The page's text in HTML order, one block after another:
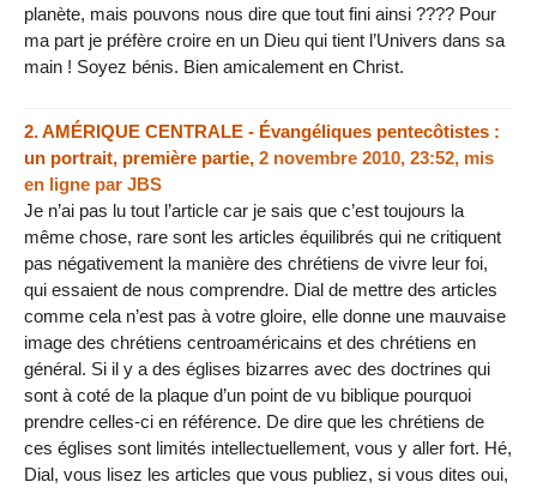
planète, mais pouvons nous dire que tout fini ainsi ???? Pour
ma part je préfère croire en un Dieu qui tient l’Univers dans sa
main ! Soyez bénis. Bien amicalement en Christ.
2.AMÉRIQUE CENTRALE - Évangéliques pentecôtistes :
un portrait, première partie, 2 novembre 2010, 23:52, mis
en ligne par JBS
Je n’ai pas lu tout l’article car je sais que c’est toujours la
même chose, rare sont les articles équilibrés qui ne critiquent
pas négativement la manière des chrétiens de vivre leur foi,
qui essaient de nous comprendre. Dial de mettre des articles
comme cela n’est pas à votre gloire, elle donne une mauvaise
image des chrétiens centroaméricains et des chrétiens en
général. Si il y a des églises bizarres avec des doctrines qui
sont à coté de la plaque d’un point de vu biblique pourquoi
prendre celles-ci en référence. De dire que les chrétiens de
ces églises sont limités intellectuellement, vous y aller fort. Hé,
Dial, vous lisez les articles que vous publiez, si vous dites oui,